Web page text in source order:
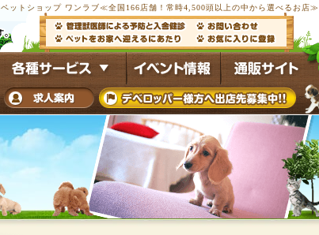
ペットショップ ワンラブ≪全国166店舗！常時4,500頭以上の中から選べるお店≫